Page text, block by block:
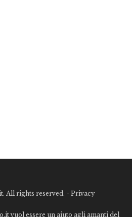
All rights reserved. - Privacy
vuol essere un aiuto agli amanti del